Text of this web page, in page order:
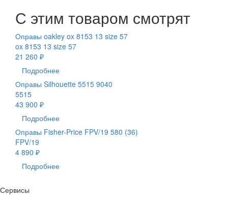
С этим товаром смотрят
Оправы oakley ox 8153 13 size 57
ox 8153 13 size 57
21 260 ₽
Подробнее
Оправы Silhouette 5515 9040
5515
43 900 ₽
Подробнее
Оправы Fisher-Price FPV/19 580 (36)
FPV/19
4 890 ₽
Подробнее
Сервисы